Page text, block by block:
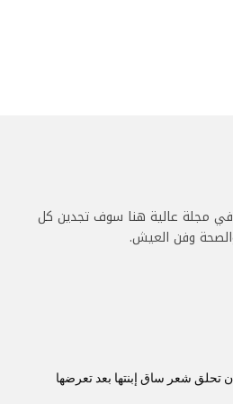
في مجلة عالية هنا سوف تجدين كل
وفن العيش.
تحلق شعر ساق إبنتها بعد تعرضها